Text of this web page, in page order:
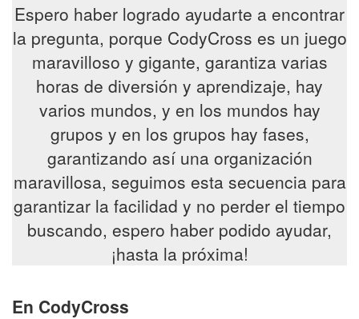
Espero haber logrado ayudarte a encontrar
la pregunta, porque CodyCross es un juego
maravilloso y gigante, garantiza varias
horas de diversión y aprendizaje, hay
varios mundos, y en los mundos hay
grupos y en los grupos hay fases,
garantizando así una organización
maravillosa, seguimos esta secuencia para
garantizar la facilidad y no perder el tiempo
buscando, espero haber podido ayudar,
¡hasta la próxima!
En CodyCross